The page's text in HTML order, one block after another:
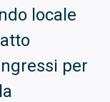
locale
per